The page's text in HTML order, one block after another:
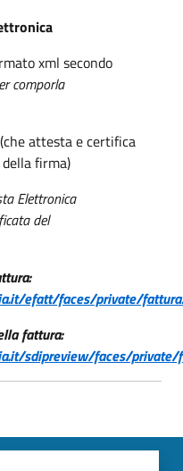
xml secondo
comporla
attesta e certifica
firma)
Elettronica
del
efatt/faces/private/
fattura:
sdipreview/faces/